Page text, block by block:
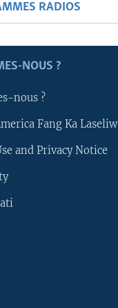
RADIOS
NOUS ?
nous ?
Fang Ka Laseliw
and Privacy Notice